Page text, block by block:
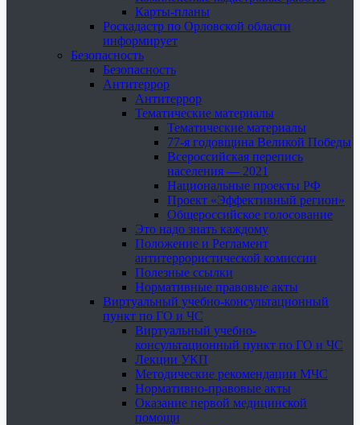
Карты-планы
Роскадастр по Орловской области
информирует
Безопасность
Безопасность
Антитеррор
Антитеррор
Тематические материалы
Тематические материалы
77-я годовщина Великой Победы
Всероссийская перепись
населения — 2021
Национальные проекты РФ
Проект «Эффективный регион»
Общероссийское голосование
Это надо знать каждому
Положение и Регламент
антитеррористической комиссии
Полезные ссылки
Нормативные правовые акты
Виртуальный учебно-консультационный
пункт по ГО и ЧС
Виртуальный учебно-
консультационный пункт по ГО и ЧС
Лекции УКП
Методические рекомендации МЧС
Нормативно-правовые акты
Оказание первой медицинской
помощи